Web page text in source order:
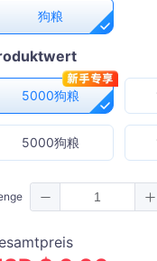
狗粮
5000狗粮
5000狗粮